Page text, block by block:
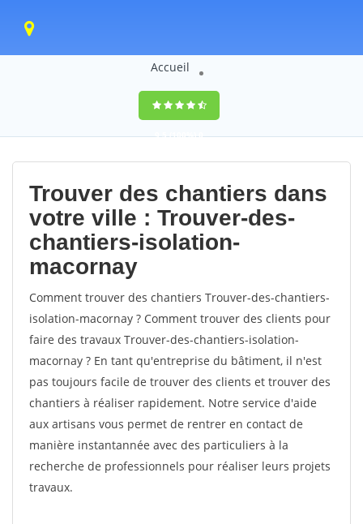
Accueil
9,5(100%)0
votes
Trouver des chantiers dans
votre ville : Trouver-des-
chantiers-isolation-
macornay
Comment trouver des chantiers Trouver-des-chantiers-
isolation-macornay ? Comment trouver des clients pour
faire des travaux Trouver-des-chantiers-isolation-
macornay ? En tant qu'entreprise du bâtiment, il n'est
pas toujours facile de trouver des clients et trouver des
chantiers à réaliser rapidement. Notre service d'aide
aux artisans vous permet de rentrer en contact de
manière instantannée avec des particuliers à la
recherche de professionnels pour réaliser leurs projets
travaux.